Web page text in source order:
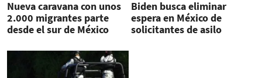
Nueva caravana con unos
2.000 migrantes parte
desde el sur de México
Biden busca eliminar
espera en México de
solicitantes de asilo